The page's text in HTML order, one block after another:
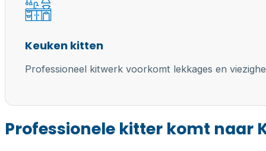
Keuken kitten
Professioneel kitwerk voorkomt lekkages en
Professionele kitter komt naar